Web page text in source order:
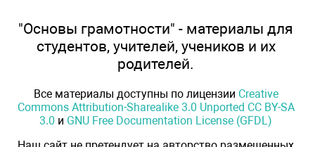
"Основы грамотности" - материалы для
студентов, учителей, учеников и их
родителей.
Все материалы доступны по лицензии Creative
Commons Attribution-Sharealike 3.0 Unported CC BY-SA
3.0 и GNU Free Documentation License (GFDL)